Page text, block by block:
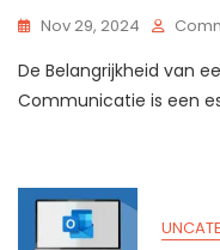
Nov 29, 2024
De Belangrijkheid van
Communicatie is een